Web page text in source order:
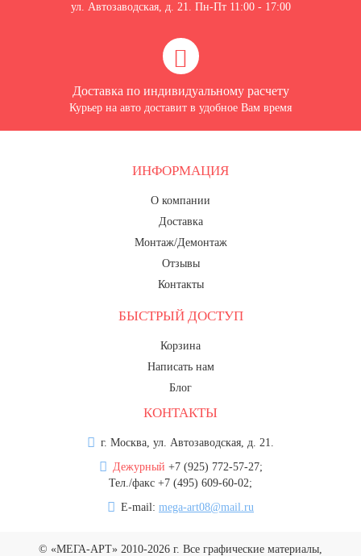
ул. Автозаводская, д. 21. Пн-Пт 11:00 - 17:00
Доставка по индивидуальному расчету
Курьер на авто доставит в удобное Вам время
ИНФОРМАЦИЯ
О компании
Доставка
Монтаж/Демонтаж
Отзывы
Контакты
БЫСТРЫЙ ДОСТУП
Корзина
Написать нам
Блог
КОНТАКТЫ
г. Москва, ул. Автозаводская, д. 21.
Дежурный +7 (925) 772-57-27;
Тел./факс +7 (495) 609-60-02;
E-mail: mega-art08@mail.ru
© «МЕГА-АРТ» 2010-2026 г. Все графические материалы,